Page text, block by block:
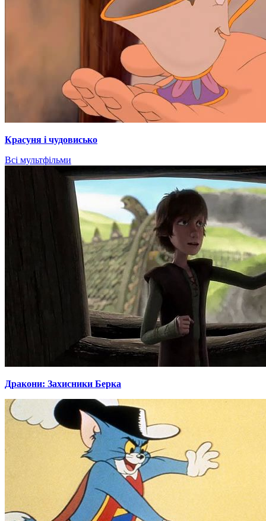
Красуня і чудовисько
Всі мультфільми
Дракони: Захисники Берка